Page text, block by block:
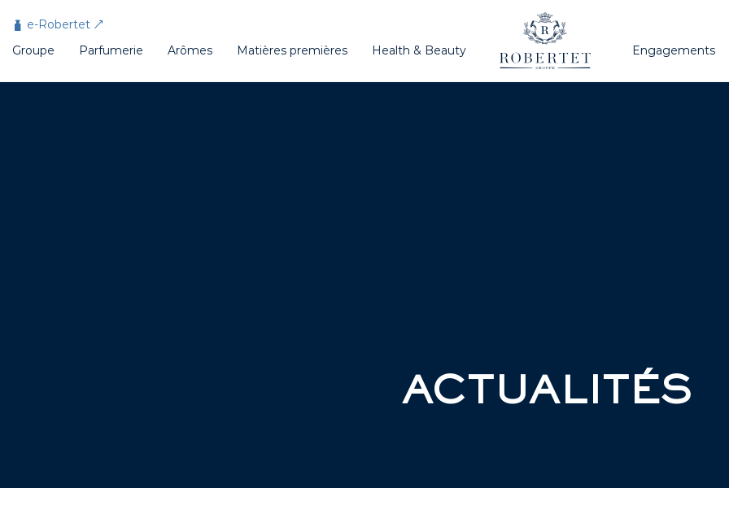
Groupe Parfumerie Arômes Matières premières Health & Beauty Engagements
e-Robertet
ACTUALITÉS